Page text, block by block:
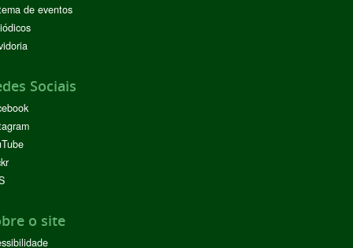
de eventos
Sociais
o site